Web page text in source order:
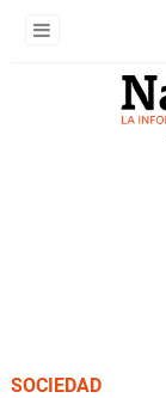
SOCIEDAD